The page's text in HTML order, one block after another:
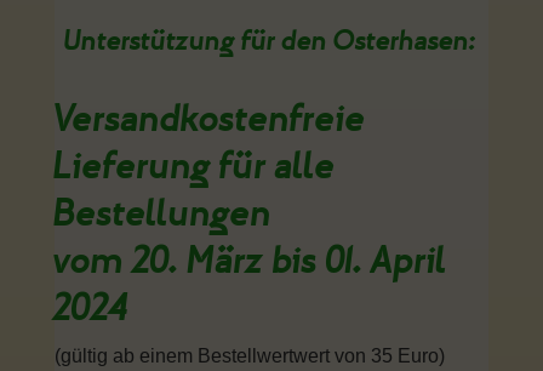
​Unterstützung für den Osterhasen:
Versandkostenfreie
Lieferung für alle
Bestellungen
vom 20. März bis 01. April
2024
(gültig ab einem Bestellwertwert von 35 Euro)